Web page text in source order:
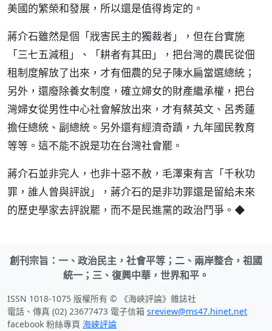
美國的繁榮和發展，所以還是值得肯定的。
蔣介石雖然是個「戕害民主的獨裁者」，但在台實施
「三七五減租」、「耕者有其田」，把台灣的農民從佃
租制度解放了出來，才有佃農的兒子陳水扁當選總統；
另外，還廢除養女制度，確立婦女的財產繼承權，把台
灣婦女從男性中心社會解放出來，才有蔡英文、呂秀蓮
擔任總統、副總統。另外還有經濟奇蹟，九年國民教育
等等。這不能不說是功在台灣社會罷。
蔣介石並非完人，也非十惡不赦，毛澤東有言「千秋功
罪，誰人曾與評說」，蔣介石的是非功罪還是留給未來
的歷史學家去評說罷，而不是民進黨的政治鬥爭。◆
創刊宗旨：一、政治民主，社會平等；二、兩岸整合，祖國
統一；三、復興中華，世界和平。
ISSN 1018-1075 版權所有 © 《海峽評論》雜誌社
電話、傳真 (02) 23677473 電子信箱 sreview@ms47.hinet.net
facebook 粉絲專頁 海峽評論